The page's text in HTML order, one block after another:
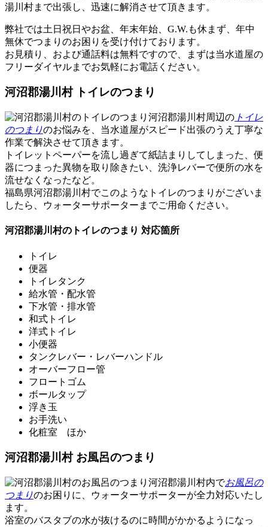
湯川村まで出張し、 迅速に解消させて頂きます。
弊社では土日祝日やお盆、年末年始、G.W.も休まず、年中
無休でつまりのお困りを受け付けております。
お見積り、および通話料は無料ですので、まずは当水道屋の
フリーダイヤルまでお気軽にお電話ください。
河沼郡湯川村 トイレのつまり
河沼郡湯川村周辺の トイレ
のつまりのお悩みを、当水道屋がスピード出張のうえ丁寧な
作業で解決させて頂きます。
トイレットペーパーを流し過ぎて紙詰まりしてしまった、便
器につまった異物を取り除きたい、洗浄レバーで便所の水を
流せなくなったなど。
福島県河沼郡湯川村でこのような トイレのつまり がございま
したら、ウォーターサポーターまでご用命ください。
河沼郡湯川村のトイレのつまり 対応箇所
トイレ
便器
トイレタンク
給水管・配水管
下水管・排水管
和式トイレ
洋式トイレ
小便器
タンクレバー・レバーハンドル
オーバーフロー管
フロートゴム
ボールタップ
浮き玉
お手洗い
化粧室 ほか
河沼郡湯川村 お風呂のつまり
河沼郡湯川村内でお風呂の
つまりのお困りに、ウォーターサポーターが全力対応いたし
ます。
浴室のバスタブの水が抜けるのに時間がかかるようになっ